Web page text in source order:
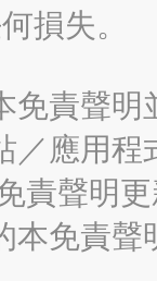
損失。
免責聲
／應用
責聲明
本免責聲